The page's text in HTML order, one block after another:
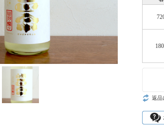
返品